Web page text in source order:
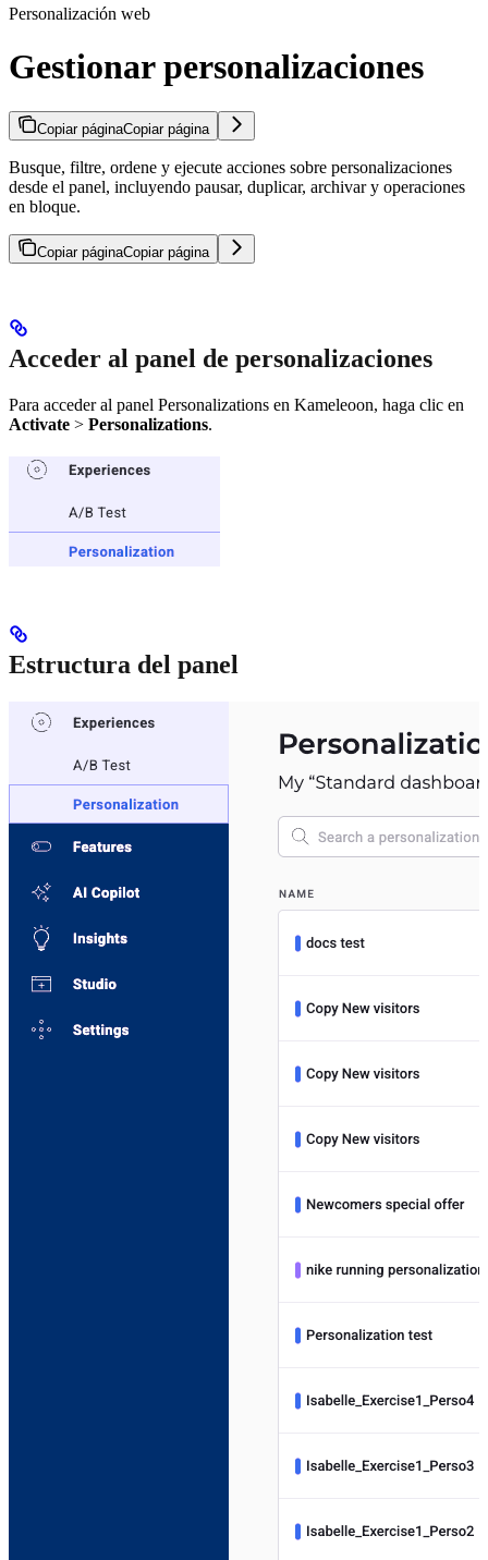
Personalización web
Gestionar personalizaciones
Copiar páginaCopiar página
Busque, filtre, ordene y ejecute acciones sobre personalizaciones
desde el panel, incluyendo pausar, duplicar, archivar y operaciones
en bloque.
Copiar páginaCopiar página
Acceder al panel de personalizaciones
Para acceder al panel Personalizations en Kameleoon, haga clic en
Activate > Personalizations.
Estructura del panel